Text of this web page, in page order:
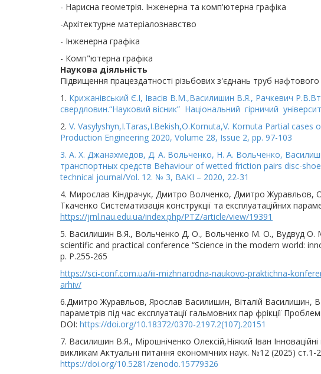
- Нарисна геометрія. Інженерна та комп'ютерна графіка
-Архітектурне матеріалознавство
- Інженерна графіка
- Комп"ютерна графіка
Наукова діяльність
Підвищення працездатності різьбових з'єднань труб
1. Крижанівський Є.І, Івасів В.М.,Василишин В.Я., Рачкевич
свердловин.“Науковий вісник” Національний гірничий
2. V. Vasylyshyn,I.Taras,I.Bekish,O.Kornuta,V. Kornuta Partial
Production Engineering 2020, Volume 28, Issue 2, pp. 97-103
3. А. Х. Джанахмедов, Д. А. Вольченко, Н. А. Вольченко,
транспортных средств Behaviour of wetted friction pairs disc-
technical journal/Vol. 12. № 3, BAKI – 2020, 22-31
4. Мирослав Кіндрачук, Дмитро Волченко, Дмитро Журавльов,
Ткаченко Систематизація конструкції та експлуатаційних
https://jrnl.nau.edu.ua/index.php/PTZ/article/view/19391
5. Василишин В.Я., Вольченко Д. О., Вольченко М. О., Вудвуд О.
scientific and practical conference “Science in the modern world:
p. P.255-265
https://sci-conf.com.ua/iii-mizhnarodna-naukovo-praktichna-
arhiv/
6.Дмитро Журавльов, Ярослав Василишин, Віталій Василишин,
параметрів під час експлуатації гальмовних пар фрікції
DOI: https://doi.org/10.18372/0370-2197.2(107).20151
7. Василишин В.Я., Мірошніченко Олексій,Ніякий Іван
викликам Актуальні питання економічних наук. №12 (2025) ст.1-
https://doi.org/10.5281/zenodo.15779326